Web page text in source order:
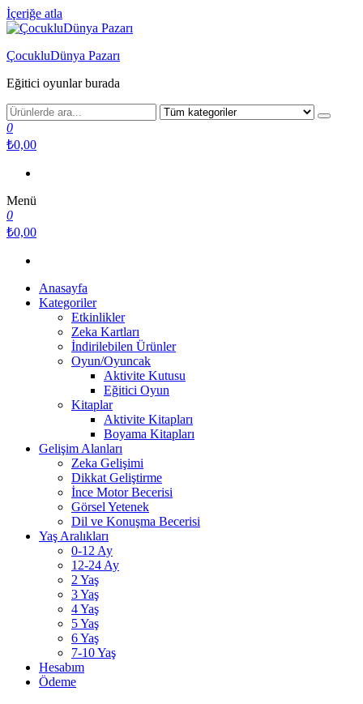
İçeriğe atla
ÇocukluDünya Pazarı
Eğitici oyunlar burada
0
₺0,00
Menü
0
₺0,00
Anasayfa
Kategoriler
Etkinlikler
Zeka Kartları
İndirilebilen Ürünler
Oyun/Oyuncak
Aktivite Kutusu
Eğitici Oyun
Kitaplar
Aktivite Kitapları
Boyama Kitapları
Gelişim Alanları
Zeka Gelişimi
Dikkat Geliştirme
İnce Motor Becerisi
Görsel Yetenek
Dil ve Konuşma Becerisi
Yaş Aralıkları
0-12 Ay
12-24 Ay
2 Yaş
3 Yaş
4 Yaş
5 Yaş
6 Yaş
7-10 Yaş
Hesabım
Ödeme